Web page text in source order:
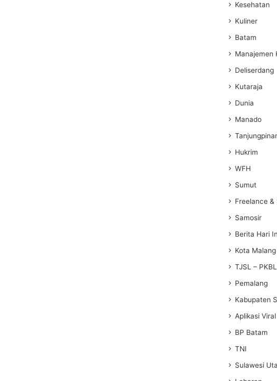
Kesehatan
Kuliner
Batam
Manajemen
Deliserdang
Kutaraja
Dunia
Manado
Hukrim
WFH
Sumut
Freelance &
Samosir
Berita Hari
Kota Malang
TJSL –
Pemalang
Kabupaten
Aplikasi
BP Batam
TNI
Sulawesi